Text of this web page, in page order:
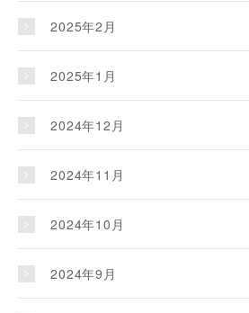
2025年2月
2025年1月
2024年12月
2024年11月
2024年10月
2024年9月